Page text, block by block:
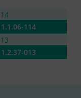
1.1.06-114
1.2.37-013